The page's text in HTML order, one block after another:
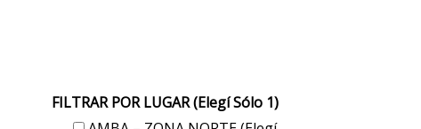
FILTRAR POR LUGAR (elegí Sólo 1)